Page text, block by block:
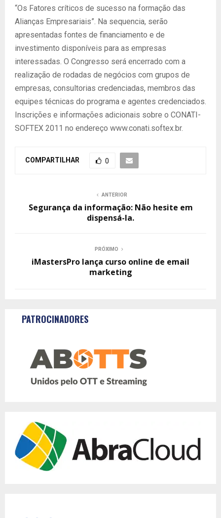
“Os Fatores críticos de sucesso na formação das
Alianças Empresariais”. Na sequencia, serão
apresentadas fontes de financiamento e de
investimento disponíveis para as empresas
interessadas. O Congresso será encerrado com a
realização de rodadas de negócios com grupos de
empresas, consultorias credenciadas, membros das
equipes técnicas do programa e agentes credenciados.
Inscrições e informações adicionais sobre o CONATI-
SOFTEX 2011 no endereço www.conati.softex.br.
COMPARTILHAR 0
ANTERIOR
Segurança da informação: Não hesite em
dispensá-la.
PRÓXIMO
iMastersPro lança curso online de email
marketing
PATROCINADORES